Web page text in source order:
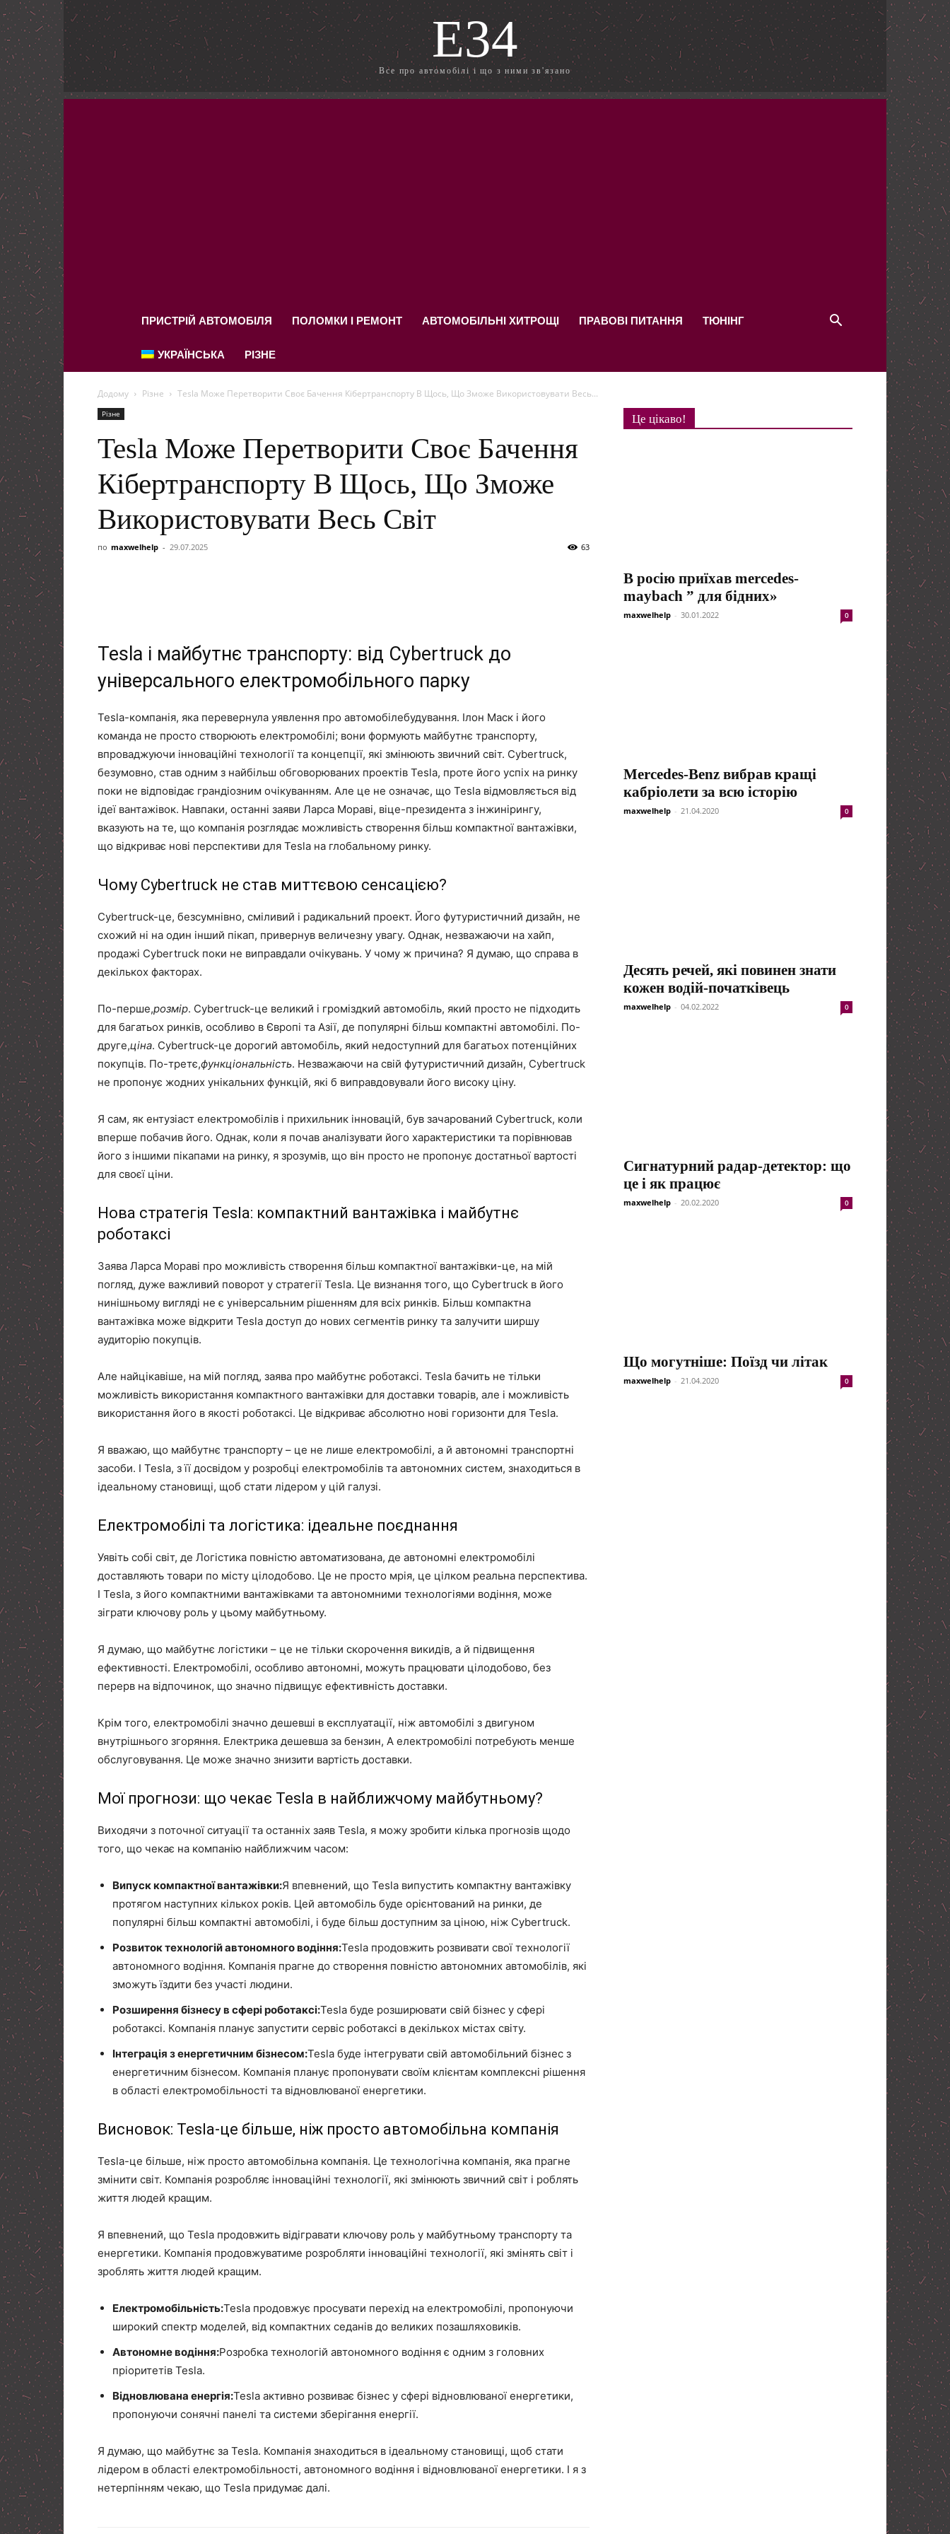
E34
Все про автомобілі і що з ними зв'язано
ПРИСТРІЙ АВТОМОБІЛЯ ПОЛОМКИ І РЕМОНТ АВТОМОБІЛЬНІ ХИТРОЩІ ПРАВОВІ ПИТАННЯ ТЮНІНГ
УКРАЇНСЬКА РІЗНЕ
Додому Різне Tesla Може Перетворити Своє Бачення Кібертранспорту В Щось, Що Зможе Використовувати Весь...
Різне
Tesla Може Перетворити Своє Бачення
Кібертранспорту В Щось, Що Зможе
Використовувати Весь Світ
по maxwelhelp - 29.07.2025 63
Tesla і майбутнє транспорту: від Cybertruck до
універсального електромобільного парку
Tesla-компанія, яка перевернула уявлення про автомобілебудування. Ілон Маск і його
команда не просто створюють електромобілі; вони формують майбутнє транспорту,
впроваджуючи інноваційні технології та концепції, які змінюють звичний світ. Cybertruck,
безумовно, став одним з найбільш обговорюваних проектів Tesla, проте його успіх на ринку
поки не відповідає грандіозним очікуванням. Але це не означає, що Tesla відмовляється від
ідеї вантажівок. Навпаки, останні заяви Ларса Мораві, віце-президента з інжинірингу,
вказують на те, що компанія розглядає можливість створення більш компактної вантажівки,
що відкриває нові перспективи для Tesla на глобальному ринку.
Чому Cybertruck не став миттєвою сенсацією?
Cybertruck-це, безсумнівно, сміливий і радикальний проект. Його футуристичний дизайн, не
схожий ні на один інший пікап, привернув величезну увагу. Однак, незважаючи на хайп,
продажі Cybertruck поки не виправдали очікувань. У чому ж причина? Я думаю, що справа в
декількох факторах.
По-перше,розмір. Cybertruck-це великий і громіздкий автомобіль, який просто не підходить
для багатьох ринків, особливо в Європі та Азії, де популярні більш компактні автомобілі. По-
друге,ціна. Cybertruck-це дорогий автомобіль, який недоступний для багатьох потенційних
покупців. По-третє,функціональність. Незважаючи на свій футуристичний дизайн, Cybertruck
не пропонує жодних унікальних функцій, які б виправдовували його високу ціну.
Я сам, як ентузіаст електромобілів і прихильник інновацій, був зачарований Cybertruck, коли
вперше побачив його. Однак, коли я почав аналізувати його характеристики та порівнював
його з іншими пікапами на ринку, я зрозумів, що він просто не пропонує достатньої вартості
для своєї ціни.
Нова стратегія Tesla: компактний вантажівка і майбутнє
роботаксі
Заява Ларса Мораві про можливість створення більш компактної вантажівки-це, на мій
погляд, дуже важливий поворот у стратегії Tesla. Це визнання того, що Cybertruck в його
нинішньому вигляді не є універсальним рішенням для всіх ринків. Більш компактна
вантажівка може відкрити Tesla доступ до нових сегментів ринку та залучити ширшу
аудиторію покупців.
Але найцікавіше, на мій погляд, заява про майбутнє роботаксі. Tesla бачить не тільки
можливість використання компактного вантажівки для доставки товарів, але і можливість
використання його в якості роботаксі. Це відкриває абсолютно нові горизонти для Tesla.
Я вважаю, що майбутнє транспорту – це не лише електромобілі, а й автономні транспортні
засоби. І Tesla, з її досвідом у розробці електромобілів та автономних систем, знаходиться в
ідеальному становищі, щоб стати лідером у цій галузі.
Електромобілі та логістика: ідеальне поєднання
Уявіть собі світ, де Логістика повністю автоматизована, де автономні електромобілі
доставляють товари по місту цілодобово. Це не просто мрія, це цілком реальна перспектива.
І Tesla, з його компактними вантажівками та автономними технологіями водіння, може
зіграти ключову роль у цьому майбутньому.
Я думаю, що майбутнє логістики – це не тільки скорочення викидів, а й підвищення
ефективності. Електромобілі, особливо автономні, можуть працювати цілодобово, без
перерв на відпочинок, що значно підвищує ефективність доставки.
Крім того, електромобілі значно дешевші в експлуатації, ніж автомобілі з двигуном
внутрішнього згоряння. Електрика дешевша за бензин, А електромобілі потребують менше
обслуговування. Це може значно знизити вартість доставки.
Мої прогнози: що чекає Tesla в найближчому майбутньому?
Виходячи з поточної ситуації та останніх заяв Tesla, я можу зробити кілька прогнозів щодо
того, що чекає на компанію найближчим часом:
Випуск компактної вантажівки:Я впевнений, що Tesla випустить компактну вантажівку
протягом наступних кількох років. Цей автомобіль буде орієнтований на ринки, де
популярні більш компактні автомобілі, і буде більш доступним за ціною, ніж Cybertruck.
Розвиток технологій автономного водіння:Tesla продовжить розвивати свої технології
автономного водіння. Компанія прагне до створення повністю автономних автомобілів, які
зможуть їздити без участі людини.
Розширення бізнесу в сфері роботаксі:Tesla буде розширювати свій бізнес у сфері
роботаксі. Компанія планує запустити сервіс роботаксі в декількох містах світу.
Інтеграція з енергетичним бізнесом:Tesla буде інтегрувати свій автомобільний бізнес з
енергетичним бізнесом. Компанія планує пропонувати своїм клієнтам комплексні рішення
в області електромобільності та відновлюваної енергетики.
Висновок: Tesla-це більше, ніж просто автомобільна компанія
Tesla-це більше, ніж просто автомобільна компанія. Це технологічна компанія, яка прагне
змінити світ. Компанія розробляє інноваційні технології, які змінюють звичний світ і роблять
життя людей кращим.
Я впевнений, що Tesla продовжить відігравати ключову роль у майбутньому транспорту та
енергетики. Компанія продовжуватиме розробляти інноваційні технології, які змінять світ і
зроблять життя людей кращим.
Електромобільність:Tesla продовжує просувати перехід на електромобілі, пропонуючи
широкий спектр моделей, від компактних седанів до великих позашляховиків.
Автономне водіння:Розробка технологій автономного водіння є одним з головних
пріоритетів Tesla.
Відновлювана енергія:Tesla активно розвиває бізнес у сфері відновлюваної енергетики,
пропонуючи сонячні панелі та системи зберігання енергії.
Я думаю, що майбутнє за Tesla. Компанія знаходиться в ідеальному становищі, щоб стати
лідером в області електромобільності, автономного водіння і відновлюваної енергетики. І я з
нетерпінням чекаю, що Tesla придумає далі.
Це цікаво!
В росію приїхав mercedes-
maybach ” для бідних»
maxwelhelp - 30.01.2022 0
Mercedes-Benz вибрав кращі
кабріолети за всю історію
maxwelhelp - 21.04.2020 0
Десять речей, які повинен знати
кожен водій-початківець
maxwelhelp - 04.02.2022 0
Сигнатурний радар-детектор: що
це і як працює
maxwelhelp - 20.02.2020 0
Що могутніше: Поїзд чи літак
maxwelhelp - 21.04.2020 0